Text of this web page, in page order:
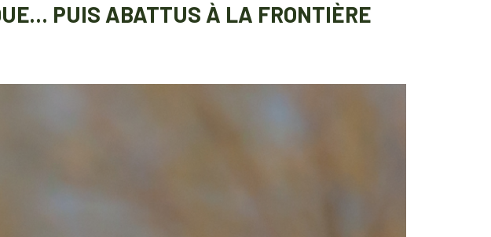
PUIS ABATTUS À LA FRONTIÈRE